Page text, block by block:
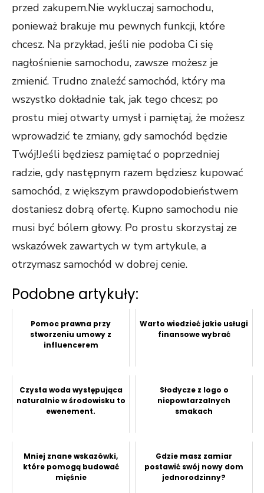
przed zakupem.Nie wykluczaj samochodu,
ponieważ brakuje mu pewnych funkcji, które
chcesz. Na przykład, jeśli nie podoba Ci się
nagłośnienie samochodu, zawsze możesz je
zmienić. Trudno znaleźć samochód, który ma
wszystko dokładnie tak, jak tego chcesz; po
prostu miej otwarty umysł i pamiętaj, że możesz
wprowadzić te zmiany, gdy samochód będzie
Twój!Jeśli będziesz pamiętać o poprzedniej
radzie, gdy następnym razem będziesz kupować
samochód, z większym prawdopodobieństwem
dostaniesz dobrą ofertę. Kupno samochodu nie
musi być bólem głowy. Po prostu skorzystaj ze
wskazówek zawartych w tym artykule, a
otrzymasz samochód w dobrej cenie.
Podobne artykuły:
Pomoc prawna przy
stworzeniu umowy z
influencerem
Warto wiedzieć jakie usługi
finansowe wybrać
Czysta woda występująca
naturalnie w środowisku to
ewenement.
Słodycze z logo o
niepowtarzalnych
smakach
Mniej znane wskazówki,
które pomogą budować
mięśnie
Gdzie masz zamiar
postawić swój nowy dom
jednorodzinny?